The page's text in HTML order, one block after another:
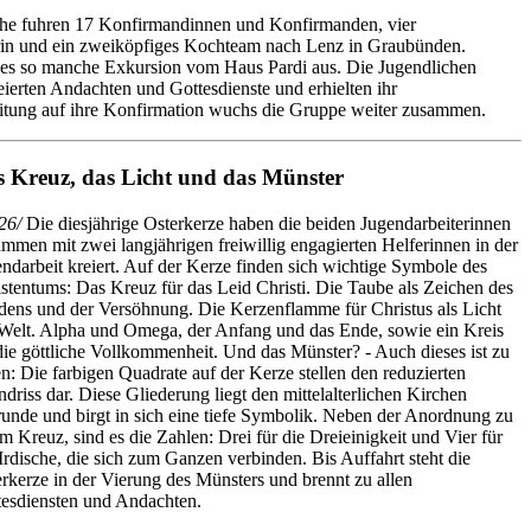
fuhren 17 Konfirmandinnen und Konfirmanden, vier
und ein zweiköpfiges Kochteam nach Lenz in Graubünden.
so manche Exkursion vom Haus Pardi aus. Die Jugendlichen
Andachten und Gottesdienste und erhielten ihr
auf ihre Konfirmation wuchs die Gruppe weiter zusammen.
Kreuz, das Licht und das Münster
Die diesjährige Osterkerze haben die beiden Jugendarbeiterinnen
mit zwei langjährigen freiwillig engagierten Helferinnen in der
kreiert. Auf der Kerze finden sich wichtige Symbole des
Das Kreuz für das Leid Christi. Die Taube als Zeichen des
und der Versöhnung. Die Kerzenflamme für Christus als Licht
Alpha und Omega, der Anfang und das Ende, sowie ein Kreis
göttliche Vollkommenheit. Und das Münster? - Auch dieses ist zu
Die farbigen Quadrate auf der Kerze stellen den reduzierten
dar. Diese Gliederung liegt den mittelalterlichen Kirchen
und birgt in sich eine tiefe Symbolik. Neben der Anordnung zu
Kreuz, sind es die Zahlen: Drei für die Dreieinigkeit und Vier für
die sich zum Ganzen verbinden. Bis Auffahrt steht die
in der Vierung des Münsters und brennt zu allen
und Andachten.